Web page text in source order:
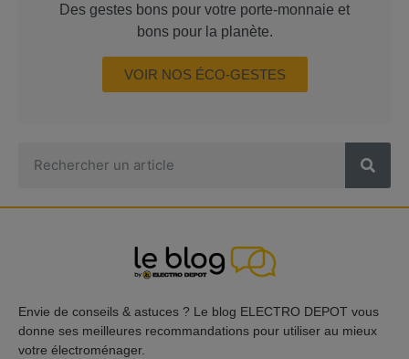
Des gestes bons pour votre porte-monnaie et
bons pour la planète.
VOIR NOS ÉCO-GESTES
Envie de conseils & astuces ? Le blog ELECTRO DEPOT vous
donne ses meilleures recommandations pour utiliser au mieux
votre électroménager.